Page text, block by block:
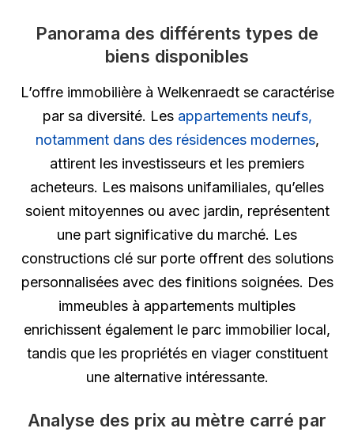
Panorama des différents types de
biens disponibles
L’offre immobilière à Welkenraedt se caractérise
par sa diversité. Les appartements neufs,
notamment dans des résidences modernes,
attirent les investisseurs et les premiers
acheteurs. Les maisons unifamiliales, qu’elles
soient mitoyennes ou avec jardin, représentent
une part significative du marché. Les
constructions clé sur porte offrent des solutions
personnalisées avec des finitions soignées. Des
immeubles à appartements multiples
enrichissent également le parc immobilier local,
tandis que les propriétés en viager constituent
une alternative intéressante.
Analyse des prix au mètre carré par